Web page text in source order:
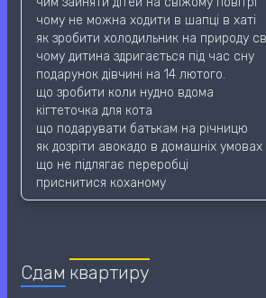
чому не можна ходити в шапці в хаті
як зробити холодильник на природу
чому дитина здригається під час сну
подарунок дівчині на 14 лютого.
що зробити коли нудно вдома
кігтеточка для кота
що подарувати батькам на річницю
як дозріти авокадо в домашніх умовах
що не підлягає переробці
приснитися коханому
Сдам квартиру